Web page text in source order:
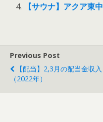
【サウナ】アクア東
Previous Post
【配当】2,3月の配当金収入
（2022年）